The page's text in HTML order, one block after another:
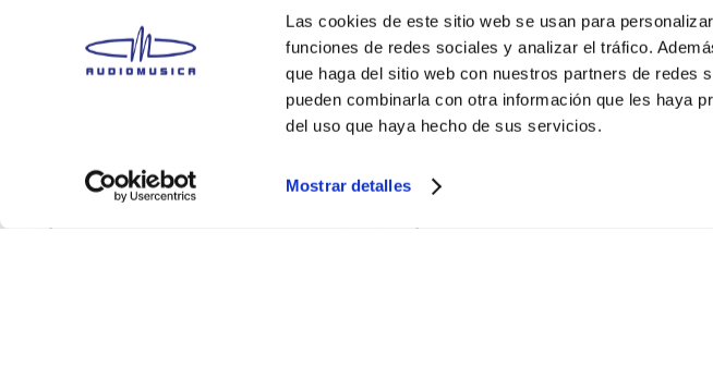
Las cookies de este sitio web se usan para
funciones de redes sociales y analizar el tráfico.
que haga del sitio web con nuestros partners de redes
pueden combinarla con otra información que les haya
del uso que haya hecho de sus servicios.
Mostrar detalles
ELECTRICA BPG MOC SQUIER
Squier